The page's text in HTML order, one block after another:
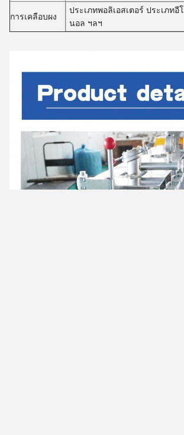
การเคลือบผง
ประเภทพอลิเอสเตอร์ ประเภท
นอล ฯลฯ